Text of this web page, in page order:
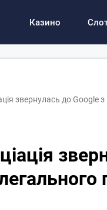
Казино
звернулась до